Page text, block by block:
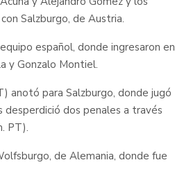
Salzburgo, de Austria.
español, donde ingresaron en
y Gonzalo Montiel.
anotó para Salzburgo, donde jugó
dos penales a través
PT).
de Alemania, donde fue